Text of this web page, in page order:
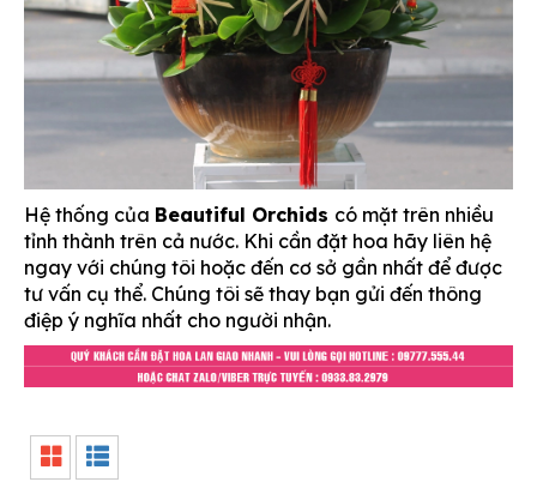
Hệ thống của Beautiful Orchids có mặt trên nhiều
tỉnh thành trên cả nước. Khi cần đặt hoa hãy liên hệ
ngay với chúng tôi hoặc đến cơ sở gần nhất để được
tư vấn cụ thể. Chúng tôi sẽ thay bạn gửi đến thông
điệp ý nghĩa nhất cho người nhận.